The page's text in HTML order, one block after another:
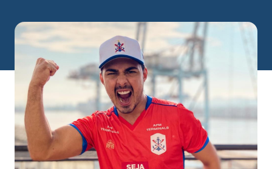
Seg - Dom A partir das 14h
ENDEREÇO
Rua Samuel Heusi, 234 Centro – Itajaí/SC CEP:
88.301-320
Ver local
Chamar Uber